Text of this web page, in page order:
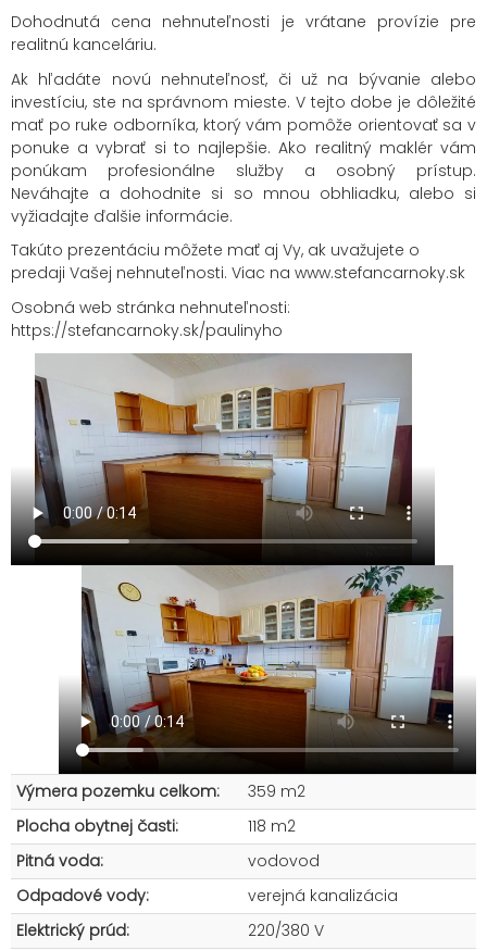
Dohodnutá cena nehnuteľnosti je vrátane provízie pre
realitnú kanceláriu.
Ak hľadáte novú nehnuteľnosť, či už na bývanie alebo
investíciu, ste na správnom mieste. V tejto dobe je dôležité
mať po ruke odborníka, ktorý vám pomôže orientovať sa v
ponuke a vybrať si to najlepšie. Ako realitný maklér vám
ponúkam profesionálne služby a osobný prístup.
Neváhajte a dohodnite si so mnou obhliadku, alebo si
vyžiadajte ďalšie informácie.
Takúto prezentáciu môžete mať aj Vy, ak uvažujete o
predaji Vašej nehnuteľnosti. Viac na www.stefancarnoky.sk
Osobná web stránka nehnuteľnosti:
https://stefancarnoky.sk/paulinyho
Výmera pozemku celkom:
359 m2
Plocha obytnej časti:
118 m2
Pitná voda:
vodovod
Odpadové vody:
verejná kanalizácia
Elektrický prúd:
220/380 V